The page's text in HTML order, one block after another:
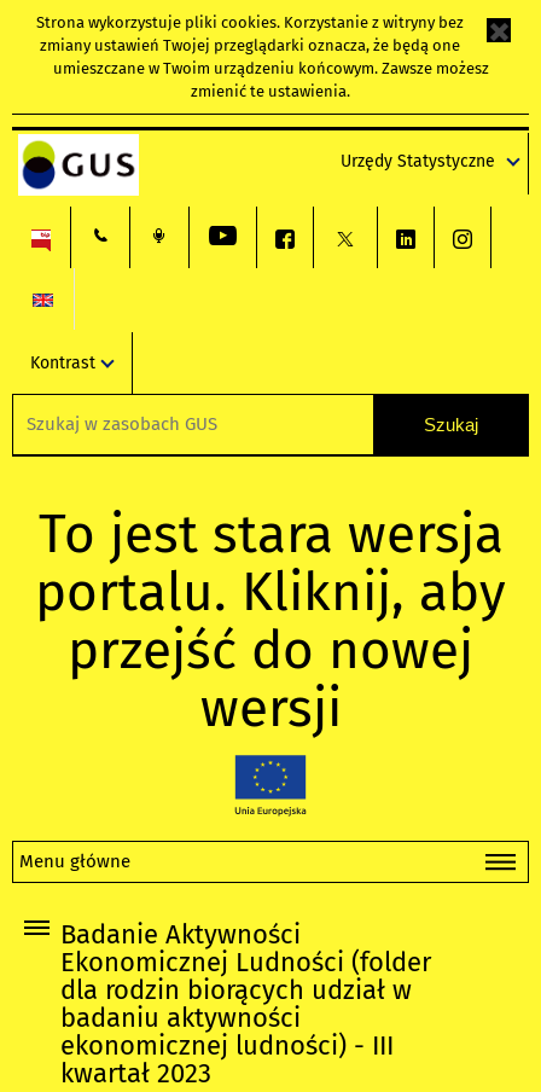
Strona wykorzystuje pliki cookies. Korzystanie z witryny bez
zmiany ustawień Twojej przeglądarki oznacza, że będą one
umieszczane w Twoim urządzeniu końcowym. Zawsze możesz
zmienić te ustawienia.
Urzędy Statystyczne
Kontrast
To jest stara wersja
portalu. Kliknij, aby
przejść do nowej
wersji
Menu główne
Badanie Aktywności
Ekonomicznej Ludności (folder
dla rodzin biorących udział w
badaniu aktywności
ekonomicznej ludności) - III
kwartał 2023